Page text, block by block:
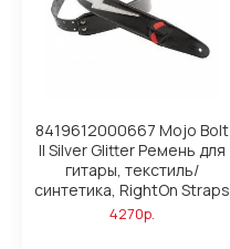
8419612000667 Mojo Bolt
II Silver Glitter Ремень для
гитары, текстиль/
синтетика, RightOn Straps
4270р.